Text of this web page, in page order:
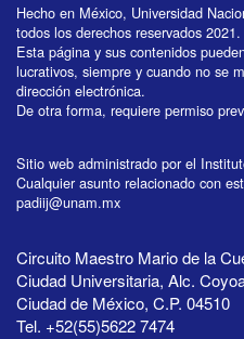
Hecho en México, Universidad
todos los derechos reservados 2021.
Esta página y sus contenidos
lucrativos, siempre y cuando no se
dirección electrónica.
De otra forma, requiere permiso
Sitio web administrado por el
Cualquier asunto relacionado con
padiij@unam.mx
Circuito Maestro Mario de la
Ciudad Universitaria, Alc.
Ciudad de México, C.P. 04510
Tel. +52(55)5622 7474